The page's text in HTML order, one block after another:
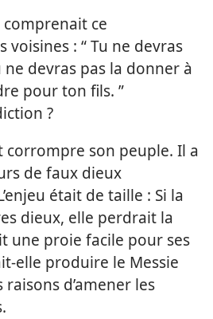
comprenait ce
: “ Tu ne devras
ne devras pas la donner à
pour ton fils. ”
?
corrompre son peuple. Il a
de faux dieux
était de taille : Si la
dieux, elle perdrait la
une proie facile pour ses
​elle produire le Messie
d’amener les